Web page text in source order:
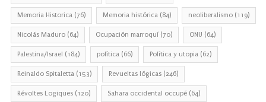
Memoria Historica (76) Memoria histórica (84) neoliberalismo (119)
Nicolás Maduro (64) Ocupación marroquí (70) ONU (64)
Palestina/Israel (184) política (66) Política y utopia (62)
Reinaldo Spitaletta (153) Revueltas lógicas (246)
Révoltes Logiques (120) Sahara occidental occupé (64)